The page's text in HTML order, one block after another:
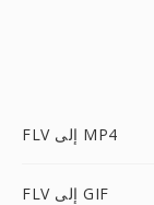
FLV إلى MP4
FLV إلى GIF